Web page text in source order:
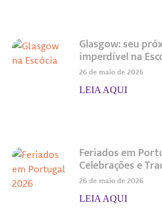
Glasgow: seu
imperdível na
26 de maio de 2026
LEIA AQUI
Feriados em
Celebrações e
26 de maio de 2026
LEIA AQUI